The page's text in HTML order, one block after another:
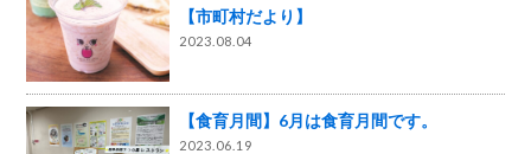
【市町村だより】
2023.08.04
【食育月間】6月は食育月間です。
2023.06.19